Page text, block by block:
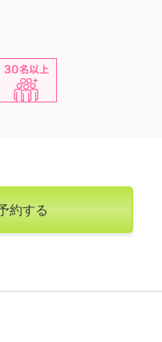
約する